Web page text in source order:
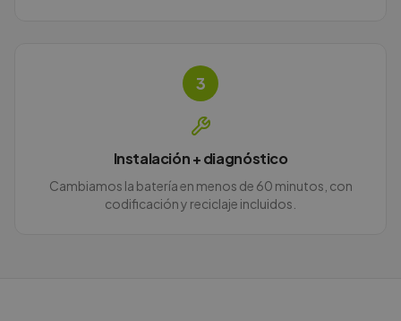
3
Instalación + diagnóstico
Cambiamos la batería en menos de 60 minutos, con
codificación y reciclaje incluidos.